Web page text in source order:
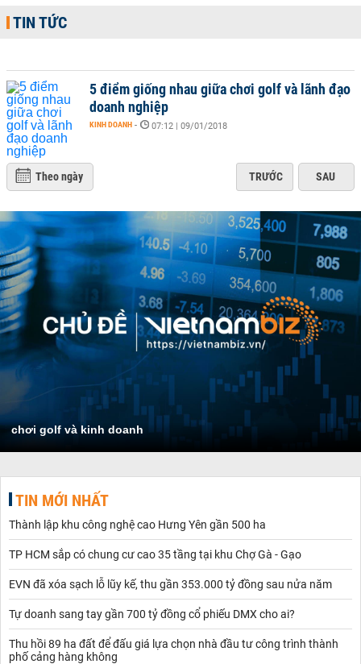
TIN TỨC
5 điểm giống nhau giữa chơi golf và lãnh đạo
doanh nghiệp
KINH DOANH - 07:12 | 09/01/2018
Theo ngày TRƯỚC SAU
chơi golf và kinh doanh
TIN MỚI NHẤT
Thành lập khu công nghệ cao Hưng Yên gần 500 ha
TP HCM sắp có chung cư cao 35 tầng tại khu Chợ Gà - Gạo
EVN đã xóa sạch lỗ lũy kế, thu gần 353.000 tỷ đồng sau nửa năm
Tự doanh sang tay gần 700 tỷ đồng cổ phiếu DMX cho ai?
Thu hồi 89 ha đất để đấu giá lựa chọn nhà đầu tư công trình thành
phố cảng hàng không